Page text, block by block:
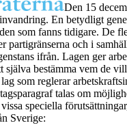
Den 15
En betydligt
som fanns tidigare. De
partigränserna och i
ifrån. Lagen ger
själva bestämma vem de
som reglerar
talas om
speciella
Sverige: